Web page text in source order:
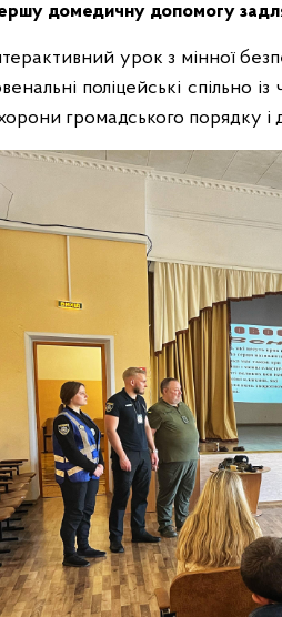
домедичну допомогу
урок з мінної
поліцейські спільно
громадського порядку і